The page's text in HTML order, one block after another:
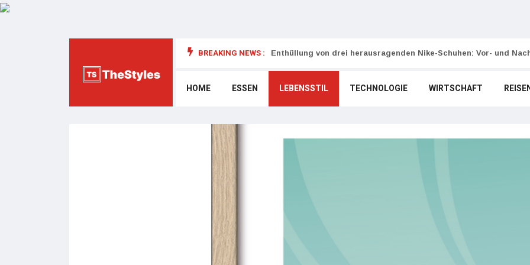
BREAKING NEWS : Enthüllung von drei herausragenden Nike-Schuhen: Vor- und
HOME ESSEN LEBENSSTIL TECHNOLOGIE WIRTSCHAFT